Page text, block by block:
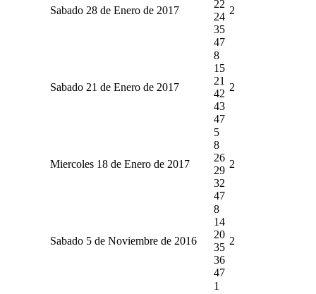
Sabado 28 de Enero de 2017
22
24
35
47
2
Sabado 21 de Enero de 2017
8
15
21
42
43
47
2
Miercoles 18 de Enero de 2017
5
8
26
29
32
47
2
Sabado 5 de Noviembre de 2016
8
14
20
35
36
47
2
1